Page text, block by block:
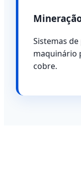
Sistemas
maquinário
cobre.